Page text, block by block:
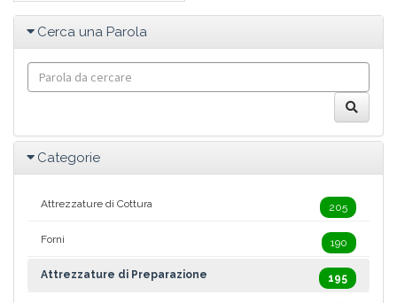
Cerca una Parola
Categorie
Attrezzature di Cottura 205
Forni 190
Attrezzature di Preparazione 195